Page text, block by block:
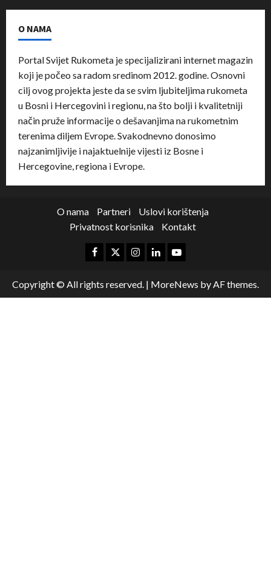
O NAMA
Portal Svijet Rukometa je specijalizirani internet magazin
koji je počeo sa radom sredinom 2012. godine. Osnovni
cilj ovog projekta jeste da se svim ljubiteljima rukometa
u Bosni i Hercegovini i regionu, na što bolji i kvalitetniji
način pruže informacije o dešavanjima na rukometnim
terenima diljem Evrope. Svakodnevno donosimo
najzanimljivije i najaktuelnije vijesti iz Bosne i
Hercegovine, regiona i Evrope.
O nama Partneri
Uslovi korištenja
Privatnost korisnika
Kontakt
Copyright © All rights reserved. | MoreNews by AF themes.